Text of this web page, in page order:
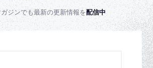
ジンでも最新の更新情報を配信中